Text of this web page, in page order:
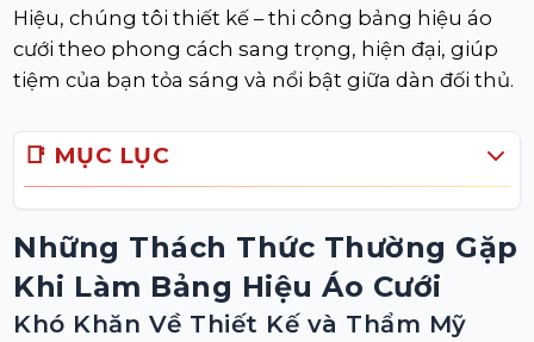
Hiệu, chúng tôi thiết kế – thi công bảng hiệu áo
cưới theo phong cách sang trọng, hiện đại, giúp
tiệm của bạn tỏa sáng và nổi bật giữa dàn đối thủ.
📑 MỤC LỤC
Những Thách Thức Thường Gặp
Khi Làm Bảng Hiệu Áo Cưới
Khó Khăn Về Thiết Kế và Thẩm Mỹ